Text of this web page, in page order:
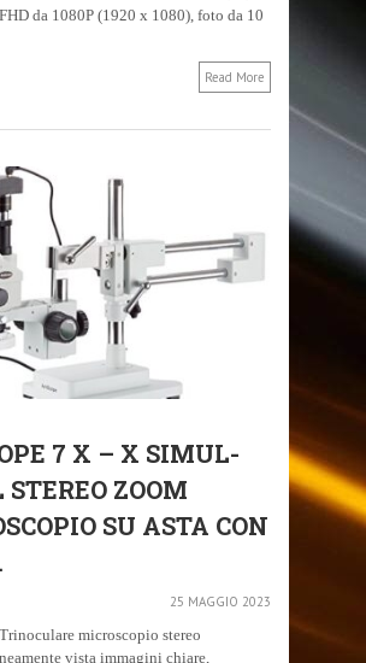
da 1080P (1920 x 1080), foto da 10
Read More
7 X – X SIMUL-
STEREO ZOOM
SU ASTA CON
25 MAGGIO 2023
microscopio stereo
vista immagini chiare,